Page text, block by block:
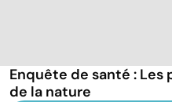
Enquête de santé :
de la nature